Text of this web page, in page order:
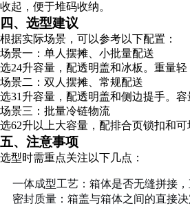
收起，便于堆码收纳。
四、选型建议
根据实际场景，可以参考以下配置：
场景一：单人摆摊、小批量配送
选24升容量，配透明盖和冰板。重量
场景二：双人摆摊、常规配送
选31升容量，配透明盖和侧边提手。
场景三：批量冷链物流
选62升以上大容量，配排合页锁扣和
五、注意事项
选型时需重点关注以下几点：
一体成型工艺：箱体是否无缝拼接
密封质量：箱盖与箱体之间的直接